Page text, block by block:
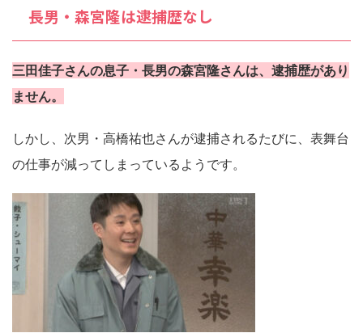
長男・森宮隆は逮捕歴なし
三田佳子さんの息子・長男の森宮隆さんは、逮捕歴があり
ません。
しかし、次男・高橋祐也さんが逮捕されるたびに、表舞台
の仕事が減ってしまっているようです。